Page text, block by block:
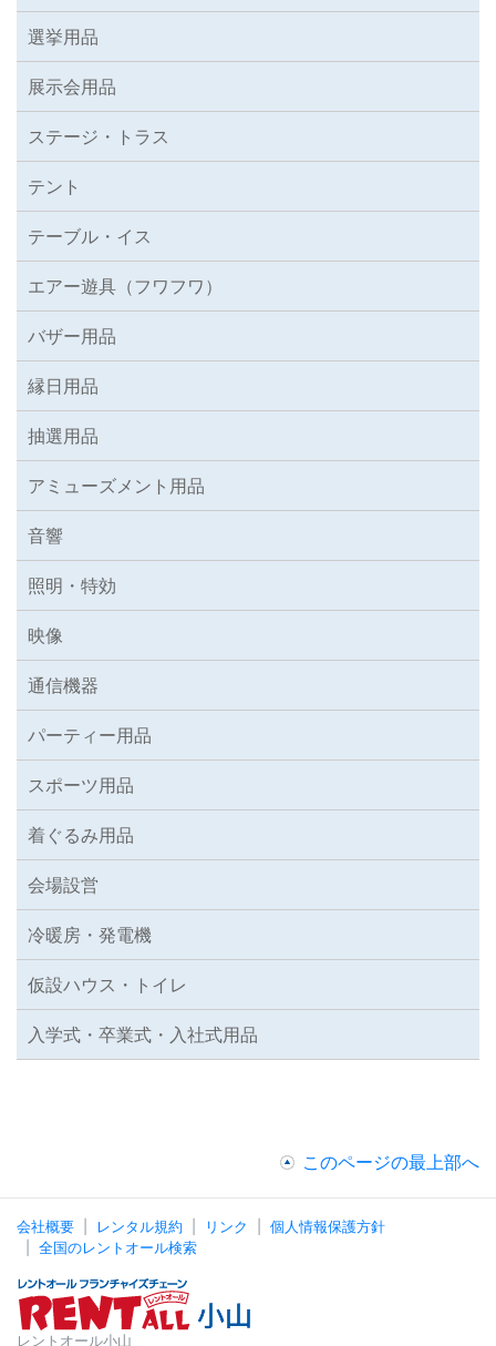
選挙用品
展示会用品
ステージ・トラス
テント
テーブル・イス
エアー遊具（フワフワ）
バザー用品
縁日用品
抽選用品
アミューズメント用品
音響
照明・特効
映像
通信機器
パーティー用品
スポーツ用品
着ぐるみ用品
会場設営
冷暖房・発電機
仮設ハウス・トイレ
入学式・卒業式・入社式用品
このページの最上部へ
会社概要 レンタル規約 リンク
個人情報保護方針
全国のレントオール検索
レントオール小山